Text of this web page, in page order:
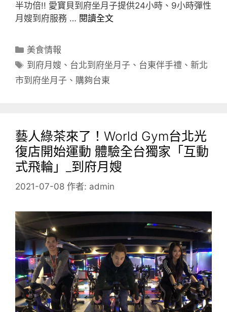
半功倍!! 愛寶貝到府坐月子提供24小時、9小時彈性
月嫂到府服務 … 閱讀全文
分
類
美食情報
標
籤
到府月嫂 、 台北到府坐月子 、 台東伴手禮 、新北
市到府坐月子 、 購夠台東
藝人綠茶來了！World Gym台北光
復店開始運動 體驗全台獨家「互動
式飛輪」_到府月嫂
2021-07-08 作者: admin